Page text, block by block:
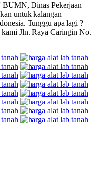
BUMN, Dinas Pekerjaan
untuk kalangan
Tunggu apa lagi ?
Jln. Raya Caringin No.